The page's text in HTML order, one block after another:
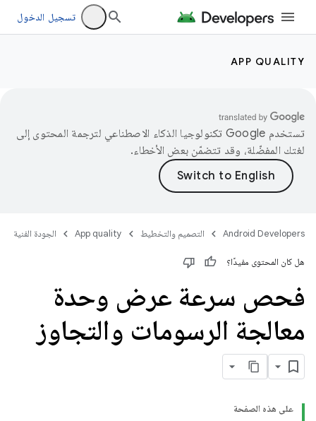
تسجيل الدخول
APP QUALITY
تستخدم Google تكنولوجيا الذكاء الاصطناعي لترجمة المحتوى إلى
لغتك المفضّلة، وقد تتضمّن بعض الأخطاء.
Android Developers التصميم والتخطيط App quality الجودة الفنية
هل كان المحتوى مفيدًا؟
فحص سرعة عرض وحدة
معالجة الرسومات والتجاوز
على هذه الصفحة